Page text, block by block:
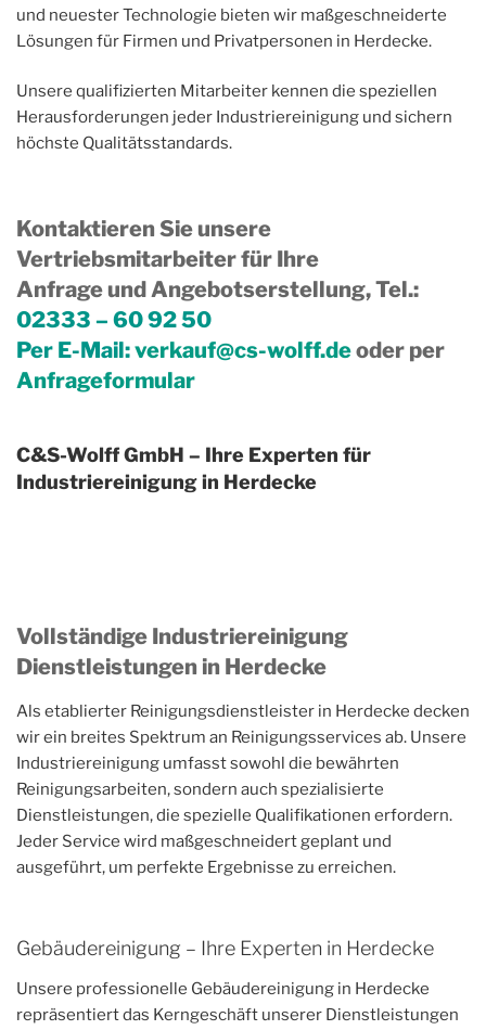
und neuester Technologie bieten wir maßgeschneiderte
Lösungen für Firmen und Privatpersonen in Herdecke.
Unsere qualifizierten Mitarbeiter kennen die speziellen
Herausforderungen jeder Industriereinigung und sichern
höchste Qualitätsstandards.
Kontaktieren Sie unsere
Vertriebsmitarbeiter für Ihre
Anfrage und Angebotserstellung, Tel.:
02333 – 60 92 50
Per E-Mail:verkauf@cs-wolff.deoder per
Anfrageformular
C&S-Wolff GmbH – Ihre Experten für
Industriereinigung in Herdecke
Vollständige Industriereinigung
Dienstleistungen in Herdecke
Als etablierter Reinigungsdienstleister in Herdecke decken
wir ein breites Spektrum an Reinigungsservices ab. Unsere
Industriereinigung umfasst sowohl die bewährten
Reinigungsarbeiten, sondern auch spezialisierte
Dienstleistungen, die spezielle Qualifikationen erfordern.
Jeder Service wird maßgeschneidert geplant und
ausgeführt, um perfekte Ergebnisse zu erreichen.
Gebäudereinigung – Ihre Experten in Herdecke
Unsere professionelle Gebäudereinigung in Herdecke
repräsentiert das Kerngeschäft unserer Dienstleistungen